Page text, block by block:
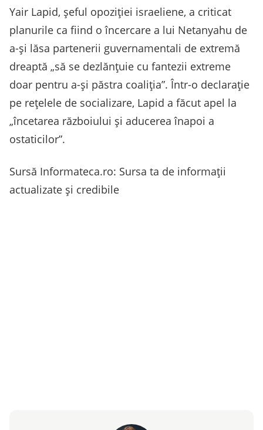
Yair Lapid, şeful opoziţiei israeliene, a criticat
planurile ca fiind o încercare a lui Netanyahu de
a-şi lăsa partenerii guvernamentali de extremă
dreaptă „să se dezlănţuie cu fantezii extreme
doar pentru a-şi păstra coaliţia”. Într-o declaraţie
pe reţelele de socializare, Lapid a făcut apel la
„încetarea războiului şi aducerea înapoi a
ostaticilor”.
Sursă Informateca.ro: Sursa ta de informații
actualizate și credibile